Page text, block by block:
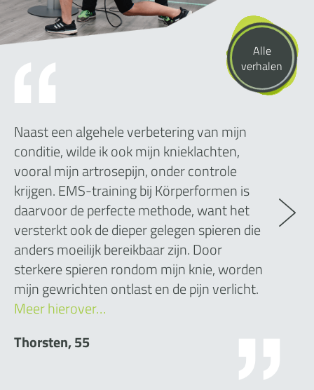
Alle
verhalen
Naast een algehele verbetering van mijn
conditie, wilde ik ook mijn knieklachten,
vooral mijn artrosepijn, onder controle
krijgen. EMS-training bij Körperformen is
daarvoor de perfecte methode, want het
versterkt ook de dieper gelegen spieren die
anders moeilijk bereikbaar zijn. Door
sterkere spieren rondom mijn knie, worden
mijn gewrichten ontlast en de pijn verlicht.
Meer hierover…
Thorsten, 55